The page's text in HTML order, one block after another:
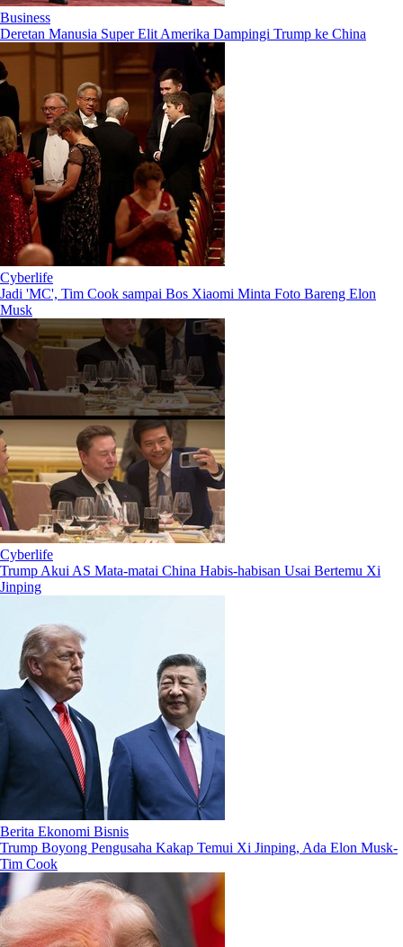
Business
Deretan Manusia Super Elit Amerika Dampingi Trump ke China
Cyberlife
Jadi 'MC', Tim Cook sampai Bos Xiaomi Minta Foto Bareng Elon
Musk
Cyberlife
Trump Akui AS Mata-matai China Habis-habisan Usai Bertemu Xi
Jinping
Berita Ekonomi Bisnis
Trump Boyong Pengusaha Kakap Temui Xi Jinping, Ada Elon Musk-
Tim Cook